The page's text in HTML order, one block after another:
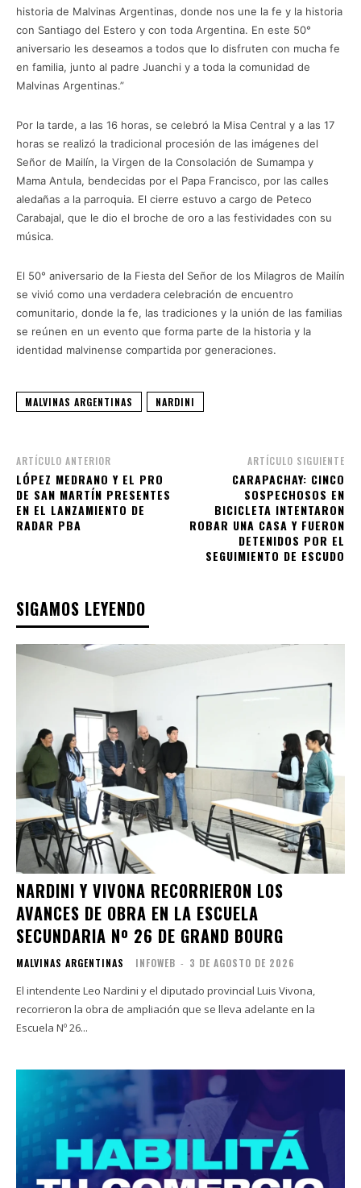
historia de Malvinas Argentinas, donde nos une la fe y la historia
con Santiago del Estero y con toda Argentina. En este 50°
aniversario les deseamos a todos que lo disfruten con mucha fe
en familia, junto al padre Juanchi y a toda la comunidad de
Malvinas Argentinas.”
Por la tarde, a las 16 horas, se celebró la Misa Central y a las 17
horas se realizó la tradicional procesión de las imágenes del
Señor de Mailín, la Virgen de la Consolación de Sumampa y
Mama Antula, bendecidas por el Papa Francisco, por las calles
aledañas a la parroquia. El cierre estuvo a cargo de Peteco
Carabajal, que le dio el broche de oro a las festividades con su
música.
El 50° aniversario de la Fiesta del Señor de los Milagros de Mailín
se vivió como una verdadera celebración de encuentro
comunitario, donde la fe, las tradiciones y la unión de las familias
se reúnen en un evento que forma parte de la historia y la
identidad malvinense compartida por generaciones.
MALVINAS ARGENTINAS NARDINI
ARTÍCULO ANTERIOR
LÓPEZ MEDRANO Y EL PRO
DE SAN MARTÍN PRESENTES
EN EL LANZAMIENTO DE
RADAR PBA
ARTÍCULO SIGUIENTE
CARAPACHAY: CINCO
SOSPECHOSOS EN
BICICLETA INTENTARON
ROBAR UNA CASA Y FUERON
DETENIDOS POR EL
SEGUIMIENTO DE ESCUDO
SIGAMOS LEYENDO
NARDINI Y VIVONA RECORRIERON LOS
AVANCES DE OBRA EN LA ESCUELA
SECUNDARIA Nº 26 DE GRAND BOURG
MALVINAS ARGENTINAS INFOWEB - 3 DE AGOSTO DE 2026
El intendente Leo Nardini y el diputado provincial Luis Vivona,
recorrieron la obra de ampliación que se lleva adelante en la
Escuela Nº 26...